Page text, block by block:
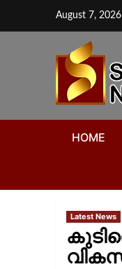
August 7, 2026
HOME
Latest News